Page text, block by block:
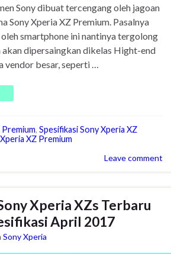
Sony dibuat tercengang oleh jagoan
Sony Xperia XZ Premium. Pasalnya
smartphone ini nantinya tergolong
akan dipersaingkan dikelas Hight-end
vendor besar, seperti …
Premium, Spesifikasi Sony Xperia XZ
XZ Premium
Leave comment
Xperia XZs Terbaru
April 2017
Sony Xperia